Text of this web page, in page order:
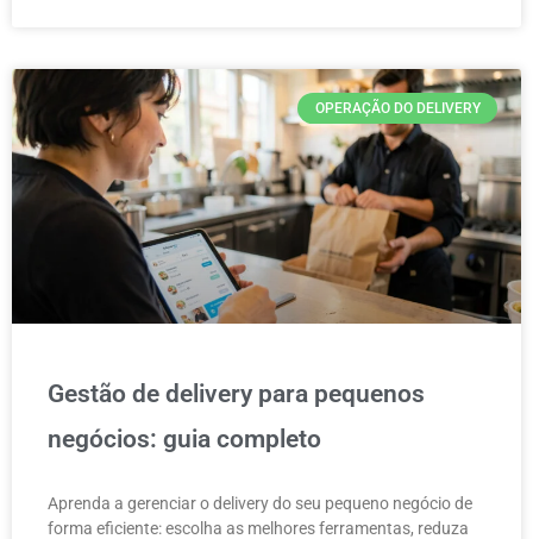
OPERAÇÃO DO DELIVERY
Gestão de delivery para pequenos
negócios: guia completo
Aprenda a gerenciar o delivery do seu pequeno negócio de
forma eficiente: escolha as melhores ferramentas, reduza